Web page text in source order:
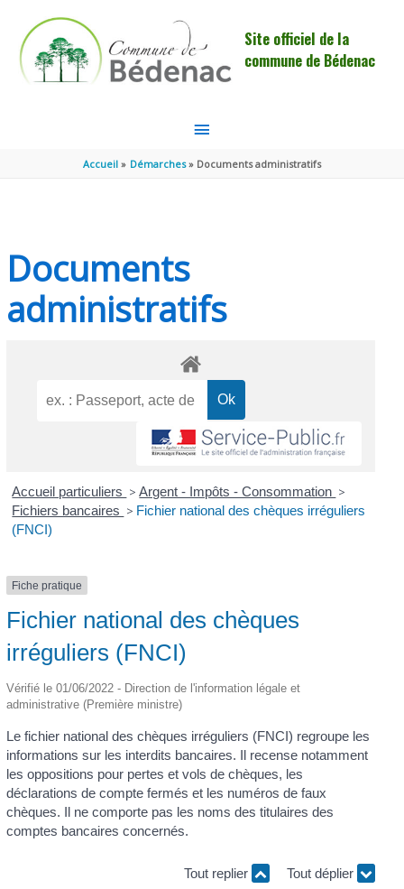
Site officiel de la
commune de Bédenac
MENU
PRINCIPAL
Accueil Démarches Documents administratifs
Documents
administratifs
Accueil particuliers > Argent - Impôts - Consommation >
Fichiers bancaires > Fichier national des chèques irréguliers
(FNCI)
Fiche pratique
Fichier national des chèques
irréguliers (FNCI)
Vérifié le 01/06/2022 - Direction de l'information légale et
administrative (Première ministre)
Le fichier national des chèques irréguliers (FNCI) regroupe les
informations sur les interdits bancaires. Il recense notamment
les oppositions pour pertes et vols de chèques, les
déclarations de compte fermés et les numéros de faux
chèques. Il ne comporte pas les noms des titulaires des
comptes bancaires concernés.
Tout replier Tout déplier